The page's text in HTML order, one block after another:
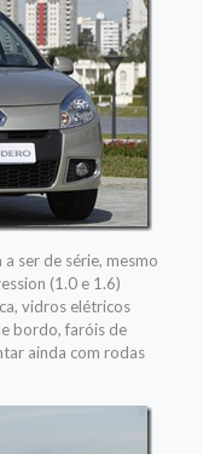
ser de série, mesmo
(1.0 e 1.6)
vidros elétricos
bordo, faróis de
ainda com rodas